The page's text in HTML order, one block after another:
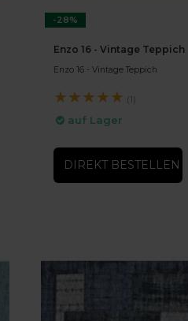
-28%
Enzo 16 - Vintage Teppich
Enzo 16 - Vintage Teppich
★★★★★ (1)
auf Lager
DIREKT BESTELLEN